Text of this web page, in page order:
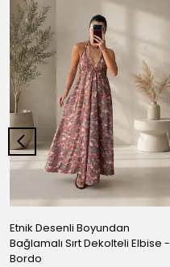
Etnik Desenli Boyundan
Bağlamalı Sırt Dekolteli Elbise -
Bordo